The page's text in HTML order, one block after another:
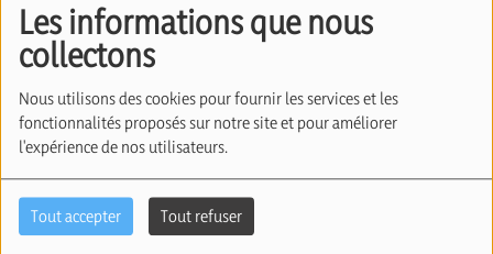
Les informations que nous
collectons
Nous utilisons des cookies pour fournir les services et les
fonctionnalités proposés sur notre site et pour améliorer
l'expérience de nos utilisateurs.
Tout accepter Tout refuser
Richard Laub
Animateur de